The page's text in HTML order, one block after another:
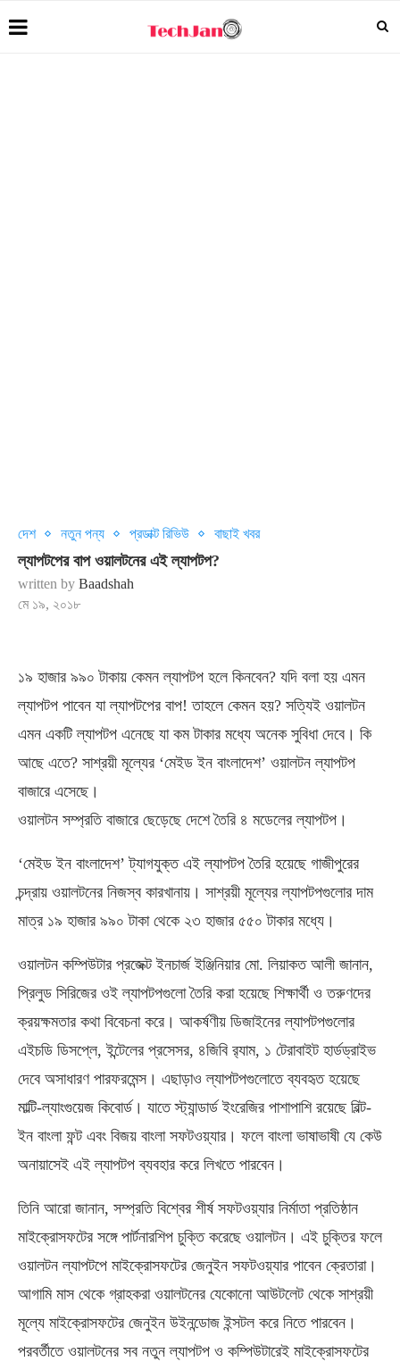
দেশ নতুন পন্য প্রডাক্ট রিভিউ বাছাই খবর
ল্যাপটপের বাপ ‌ওয়ালটনের এই ল্যাপটপ?
written by Baadshah
মে ১৯, ২০১৮
১৯ হাজার ৯৯০ টাকায় কেমন ল্যাপটপ হলে কিনবেন? যদি বলা হয় এমন
ল্যাপটপ পাবেন যা ল্যাপটপের বাপ! তাহলে কেমন হয়? সত্যিই ওয়ালটন
এমন একটি ল্যাপটপ এনেছে যা কম টাকার মধ্যে অনেক সুবিধা দেবে। কি
আছে এতে? সাশ্রয়ী মূল্যের ‘মেইড ইন বাংলাদেশ’ ওয়ালটন ল্যাপটপ
বাজারে এসেছে।
ওয়ালটন সম্প্রতি বাজারে ছেড়েছে দেশে তৈরি ৪ মডেলের ল্যাপটপ।
‘মেইড ইন বাংলাদেশ’ ট্যাগযুক্ত এই ল্যাপটপ তৈরি হয়েছে গাজীপুরের
চন্দ্রায় ওয়ালটনের নিজস্ব কারখানায়। সাশ্রয়ী মূল্যের ল্যাপটপগুলোর দাম
মাত্র ১৯ হাজার ৯৯০ টাকা থেকে ২৩ হাজার ৫৫০ টাকার মধ্যে।
ওয়ালটন কম্পিউটার প্রজেক্ট ইনচার্জ ইঞ্জিনিয়ার মো. লিয়াকত আলী জানান,
প্রিলুড সিরিজের ওই ল্যাপটপগুলো তৈরি করা হয়েছে শিক্ষার্থী ও তরুণদের
ক্রয়ক্ষমতার কথা বিবেচনা করে। আকর্ষণীয় ডিজাইনের ল্যাপটপগুলোর
এইচডি ডিসপ্লে, ইন্টেলের প্রসেসর, ৪জিবি র‌্যাম, ১ টেরাবাইট হার্ডড্রাইভ
দেবে অসাধারণ পারফরমেন্স। এছাড়াও ল্যাপটপগুলোতে ব্যবহৃত হয়েছে
মাল্টি-ল্যাংগুয়েজ কিবোর্ড। যাতে স্ট্যান্ডার্ড ইংরেজির পাশাপাশি রয়েছে বিল্ট-
ইন বাংলা ফন্ট এবং বিজয় বাংলা সফটওয়্যার। ফলে বাংলা ভাষাভাষী যে কেউ
অনায়াসেই এই ল্যাপটপ ব্যবহার করে লিখতে পারবেন।
তিনি আরো জানান, সম্প্রতি বিশ্বের শীর্ষ সফটওয়্যার নির্মাতা প্রতিষ্ঠান
মাইক্রোসফটের সঙ্গে পার্টনারশিপ চুক্তি করেছে ওয়ালটন। এই চুক্তির ফলে
ওয়ালটন ল্যাপটপে মাইক্রোসফটের জেনুইন সফটওয়্যার পাবেন ক্রেতারা।
আগামি মাস থেকে গ্রাহকরা ওয়ালটনের যেকোনো আউটলেট থেকে সাশ্রয়ী
মূল্যে মাইক্রোসফটের জেনুইন উইনন্ডোজ ইন্সটল করে নিতে পারবেন।
পরবর্তীতে ওয়ালটনের সব নতুন ল্যাপটপ ও কম্পিউটারেই মাইক্রোসফটের